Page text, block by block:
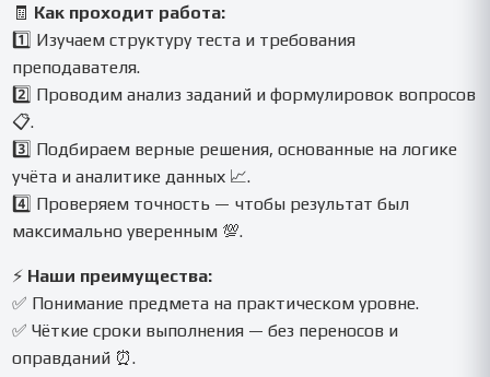
🧾 Как проходит работа:
1️⃣ Изучаем структуру теста и требования
преподавателя.
2️⃣ Проводим анализ заданий и формулировок вопросов
📋.
3️⃣ Подбираем верные решения, основанные на логике
учёта и аналитике данных 📈.
4️⃣ Проверяем точность — чтобы результат был
максимально уверенным 💯.
⚡ Наши преимущества:
✅ Понимание предмета на практическом уровне.
✅ Чёткие сроки выполнения — без переносов и
оправданий ⏰.